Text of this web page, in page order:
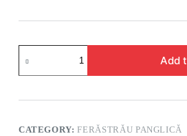
Add
CATEGORY:FERĂSTRĂU PANGLICĂ